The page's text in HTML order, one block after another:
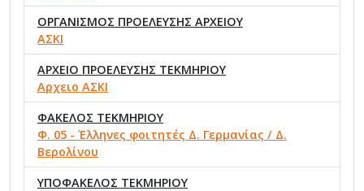
ΟΡΓΑΝΙΣΜΟΣ ΠΡΟΕΛΕΥΣΗΣ ΑΡΧΕΙΟΥ
ΑΣΚΙ
ΑΡΧΕΙΟ ΠΡΟΕΛΕΥΣΗΣ ΤΕΚΜΗΡΙΟΥ
Αρχειο ΑΣΚΙ
ΦΑΚΕΛΟΣ ΤΕΚΜΗΡΙΟΥ
Φ. 05 - Έλληνες φοιτητές Δ. Γερμανίας / Δ.
Βερολίνου
ΥΠΟΦΑΚΕΛΟΣ ΤΕΚΜΗΡΙΟΥ